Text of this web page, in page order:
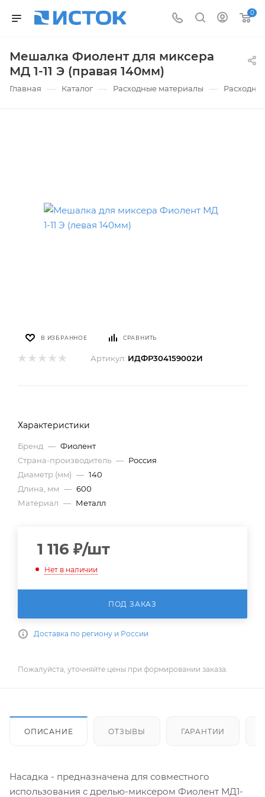
0
Мешалка Фиолент для миксера
МД 1-11 Э (правая 140мм)
Главная — Каталог — Расходные материалы —
В ИЗБРАННОЕ СРАВНИТЬ
Артикул: ИДФР304159002И
Характеристики
Бренд — Фиолент
Страна-производитель — Россия
Диаметр (мм) — 140
Длина, мм — 600
Материал — Металл
1 116 ₽/шт
Нет в наличии
ПОД ЗАКАЗ
Доставка по региону и России
Пожалуйста, уточняйте цены при формировании заказа.
ОПИСАНИЕ ОТЗЫВЫ ГАРАНТИИ
Насадка - предназначена для совместного
использования с дрелью-миксером Фиолент МД1-